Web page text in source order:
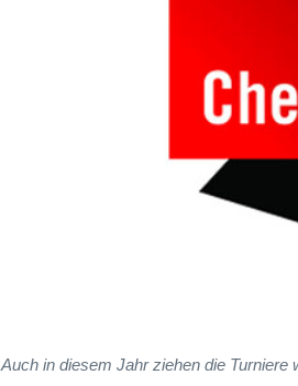
Auch in diesem Jahr ziehen die Turniere